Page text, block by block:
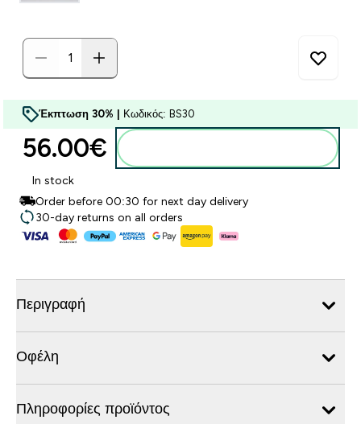
Έκπτωση 30% | Κωδικός: BS30
56.00€‎
In stock
Order before 00:30 for next day delivery
30-day returns on all orders
Περιγραφή
Οφέλη
Πληροφορίες προϊόντος